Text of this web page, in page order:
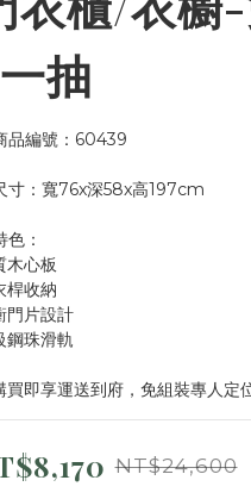
抽
編號：60439
：寬76x深58x高197cm
：
木心板
桿收納
門片設計
鋼珠滑軌
買即享運送到府，免組裝專人定
NT$24,600